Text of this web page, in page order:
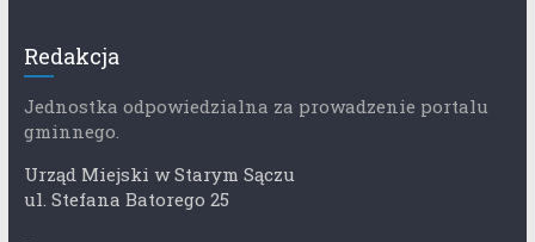
Redakcja
Jednostka odpowiedzialna za prowadzenie portalu
gminnego.
Urząd Miejski w Starym Sączu
ul. Stefana Batorego 25